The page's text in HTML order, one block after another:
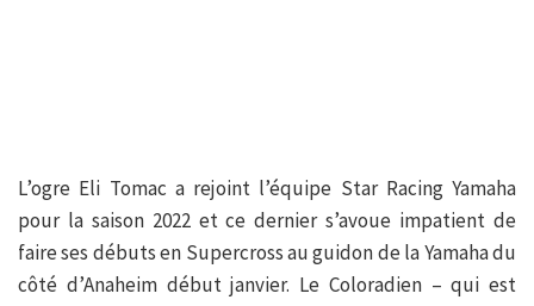
L’ogre Eli Tomac a rejoint l’équipe Star Racing Yamaha
pour la saison 2022 et ce dernier s’avoue impatient de
faire ses débuts en Supercross au guidon de la Yamaha du
côté d’Anaheim début janvier. Le Coloradien – qui est